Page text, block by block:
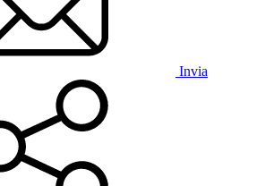
Invia